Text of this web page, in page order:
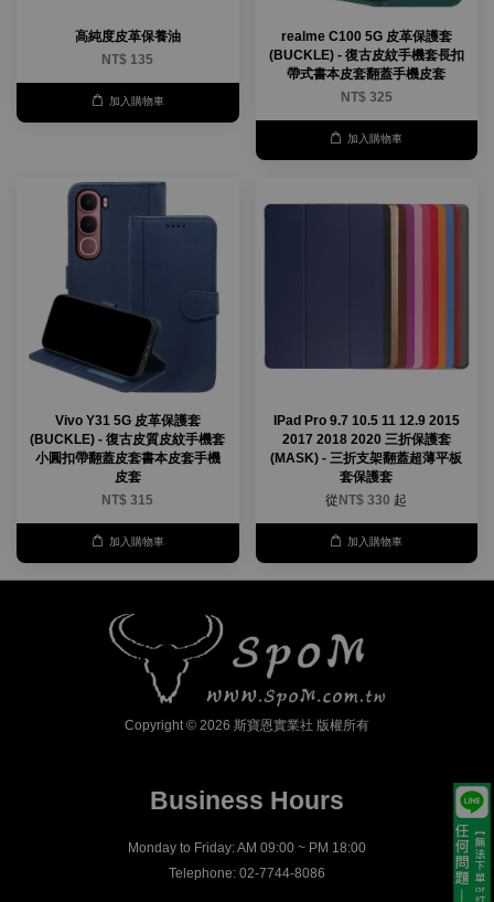
高純度皮革保養油
NT$ 135
加入購物車
realme C100 5G 皮革保護套
(BUCKLE) - 復古皮紋手機套長扣
帶式書本皮套翻蓋手機皮套
NT$ 325
加入購物車
Vivo Y31 5G 皮革保護套
(BUCKLE) - 復古皮質皮紋手機套
小圓扣帶翻蓋皮套書本皮套手機
皮套
NT$ 315
加入購物車
IPad Pro 9.7 10.5 11 12.9 2015
2017 2018 2020 三折保護套
(MASK) - 三折支架翻蓋超薄平板
套保護套
從NT$ 330 起
加入購物車
Copyright © 2026 斯寶恩實業社 版權所有
Business Hours
Monday to Friday: AM 09:00 ~ PM 18:00
Telephone: 02-7744-8086